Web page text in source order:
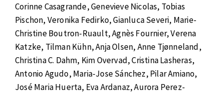
Corinne Casagrande, Genevieve Nicolas, Tobias
Pischon, Veronika Fedirko, Gianluca Severi, Marie-
Christine Boutron-Ruault, Agnès Fournier, Verena
Katzke, Tilman Kühn, Anja Olsen, Anne Tjønneland,
Christina C. Dahm, Kim Overvad, Cristina Lasheras,
Antonio Agudo, Maria-Jose Sánchez, Pilar Amiano,
José Maria Huerta, Eva Ardanaz, Aurora Perez-